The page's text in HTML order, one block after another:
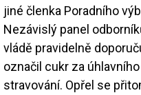
jiné členka Poradního
Nezávislý panel
vládě pravidelně
označil cukr za
stravování. Opřel se